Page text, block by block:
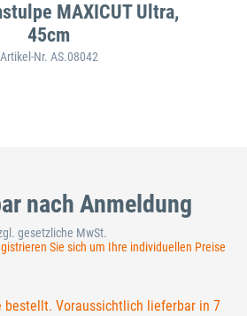
MAXICUT Ultra,
45cm
Artikel-Nr. AS.08042
nach Anmeldung
gesetzliche MwSt.
Sie sich um Ihre individuellen Preise
bestellt. Voraussichtlich lieferbar in 7